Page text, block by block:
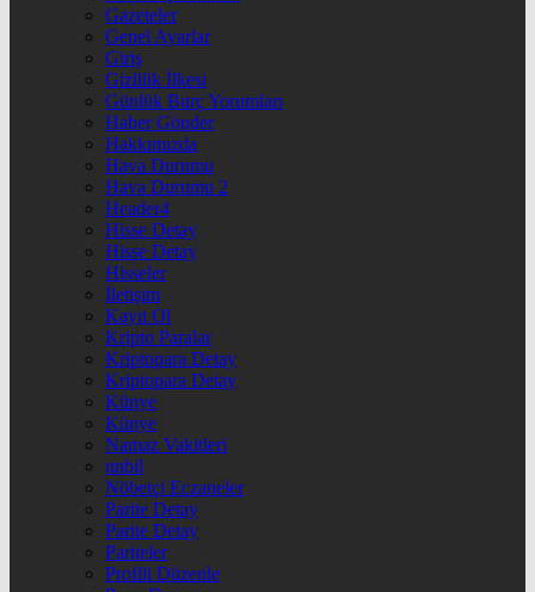
Gazeteler
Genel Ayarlar
Giriş
Gizlilik İlkesi
Günlük Burç Yorumları
Haber Gönder
Hakkımızda
Hava Durumu
Hava Durumu 2
Header4
Hisse Detay
Hisse Detay
Hisseler
İletişim
Kayıt Ol
Kripto Paralar
Kriptopara Detay
Kriptopara Detay
Künye
Künye
Namaz Vakitleri
nnbil
Nöbetçi Eczaneler
Parite Detay
Parite Detay
Pariteler
Profili Düzenle